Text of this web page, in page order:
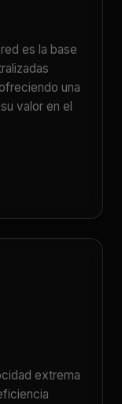
es la base
una
valor en el
extrema